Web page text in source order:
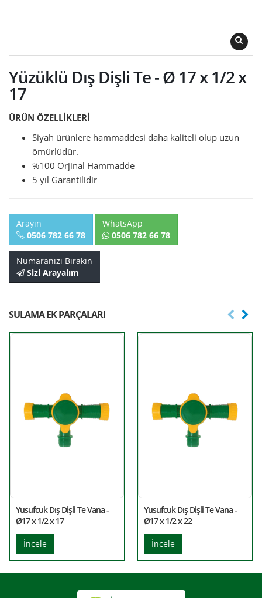
Yüzüklü Dış Dişli Te - Ø 17 x 1/2 x
17
ÜRÜN ÖZELLİKLERİ
Siyah ürünlere hammaddesi daha kaliteli olup uzun
ömürlüdür.
%100 Orjinal Hammadde
5 yıl Garantilidir
Arayın
0506 782 66 78
WhatsApp
0506 782 66 78
Numaranızı Bırakın
Sizi Arayalım
SULAMA EK PARÇALARI
Yusufcuk Dış Dişli Te Vana -
Ø17 x 1/2 x 17
İncele
Yusufcuk Dış Dişli Te Vana -
Ø17 x 1/2 x 22
İncele